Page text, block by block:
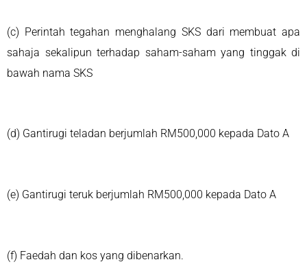
(c) Perintah tegahan menghalang SKS dari membuat apa
sahaja sekalipun terhadap saham-saham yang tinggak di
bawah nama SKS
(d) Gantirugi teladan berjumlah RM500,000 kepada Dato A
(e) Gantirugi teruk berjumlah RM500,000 kepada Dato A
(f) Faedah dan kos yang dibenarkan.